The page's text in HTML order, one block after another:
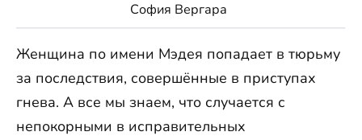
София Вергара
Женщина по имени Мэдея попадает в тюрьму
за последствия, совершённые в приступах
гнева. А все мы знаем, что случается с
непокорными в исправительных